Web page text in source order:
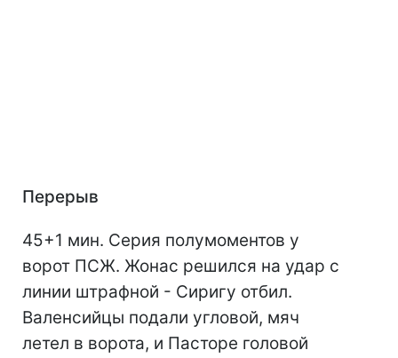
Перерыв
45+1 мин. Серия полумоментов у
ворот ПСЖ. Жонас решился на удар с
линии штрафной - Сиригу отбил.
Валенсийцы подали угловой, мяч
летел в ворота, и Пасторе головой